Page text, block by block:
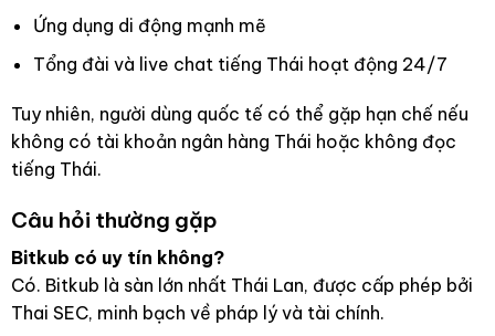
Ứng dụng di động mạnh mẽ
Tổng đài và live chat tiếng Thái hoạt động 24/7
Tuy nhiên, người dùng quốc tế có thể gặp hạn chế nếu
không có tài khoản ngân hàng Thái hoặc không đọc
tiếng Thái.
Câu hỏi thường gặp
Bitkub có uy tín không?
Có. Bitkub là sàn lớn nhất Thái Lan, được cấp phép bởi
Thai SEC, minh bạch về pháp lý và tài chính.